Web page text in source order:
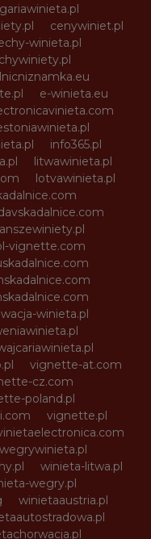
cenywiniet.pl
winieta.pl
e-winieta.eu
info365.pl
litwawinieta.pl
lotvawinieta.pl
vignette.com
winieta.pl
vignette-at.com
cz.com
poland.pl
vignette.pl
wegrywinieta.pl
winieta-litwa.pl
wegry.pl
winietaaustria.pl